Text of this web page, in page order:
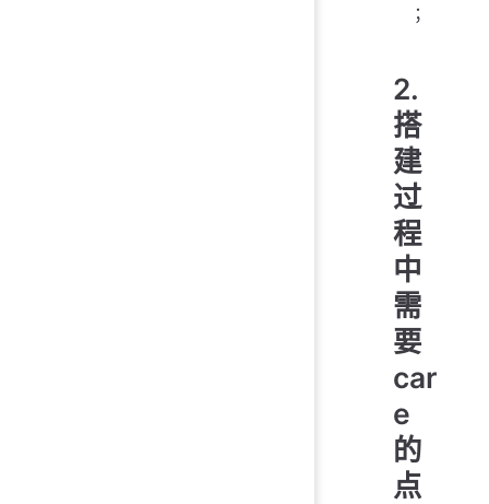
；
2.
搭
建
过
程
中
需
要
car
e
的
点